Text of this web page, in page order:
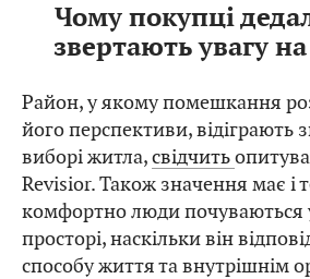
Чому покупці
звертають увагу
Район, у якому помешкання
його перспективи, відіграють
виборі житла,свідчить
Revisior. Також значення має і
комфортно люди почуваються
просторі, наскільки він
способу життя та внутрішнім